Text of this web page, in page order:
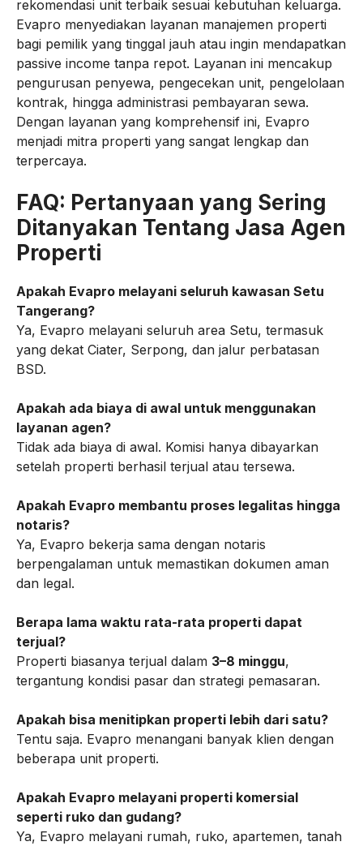
rekomendasi unit terbaik sesuai kebutuhan keluarga.
Evapro menyediakan layanan manajemen properti
bagi pemilik yang tinggal jauh atau ingin mendapatkan
passive income tanpa repot. Layanan ini mencakup
pengurusan penyewa, pengecekan unit, pengelolaan
kontrak, hingga administrasi pembayaran sewa.
Dengan layanan yang komprehensif ini, Evapro
menjadi mitra properti yang sangat lengkap dan
terpercaya.
FAQ: Pertanyaan yang Sering
Ditanyakan Tentang Jasa Agen
Properti
Apakah Evapro melayani seluruh kawasan Setu
Tangerang?
Ya, Evapro melayani seluruh area Setu, termasuk
yang dekat Ciater, Serpong, dan jalur perbatasan
BSD.
Apakah ada biaya di awal untuk menggunakan
layanan agen?
Tidak ada biaya di awal. Komisi hanya dibayarkan
setelah properti berhasil terjual atau tersewa.
Apakah Evapro membantu proses legalitas hingga
notaris?
Ya, Evapro bekerja sama dengan notaris
berpengalaman untuk memastikan dokumen aman
dan legal.
Berapa lama waktu rata-rata properti dapat
terjual?
Properti biasanya terjual dalam 3–8 minggu,
tergantung kondisi pasar dan strategi pemasaran.
Apakah bisa menitipkan properti lebih dari satu?
Tentu saja. Evapro menangani banyak klien dengan
beberapa unit properti.
Apakah Evapro melayani properti komersial
seperti ruko dan gudang?
Ya, Evapro melayani rumah, ruko, apartemen, tanah